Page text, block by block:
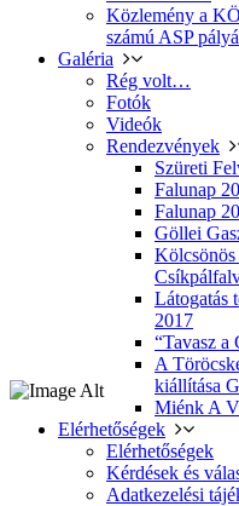
Közlemény a
számú ASP
Galéria
Rég volt…
Fotók
Videók
Rendezvények
Szüreti
Falunap
Falunap
Göllei
Kölcsönös
Látogatás
2017
“Tavasz a
A
kiállítása
Miénk A
Elérhetőségek
Elérhetőségek
Kérdések és
Adatkezelési